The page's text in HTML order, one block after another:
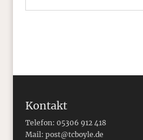
Kontakt
Telefon: 05306 912 418
Mail: post@tcboyle.de